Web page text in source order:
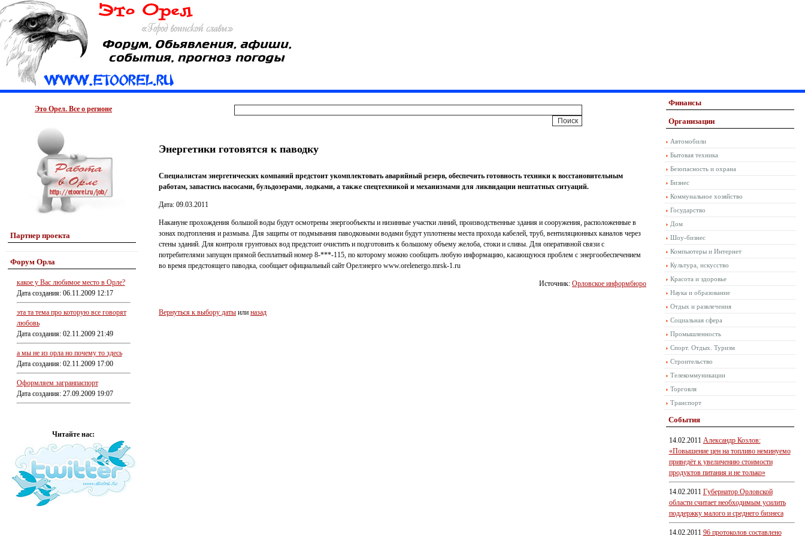
Это Орел. Все о регионе
Партнер проекта
Форум Орла
какое у Вас любимое место в Орле?
Дата создания: 06.11.2009 12:17
эта та тема про которую все говорят
любовь
Дата создания: 02.11.2009 21:49
а мы не из орла но почему то здесь
Дата создания: 02.11.2009 17:00
Оформляем загранпаспорт
Дата создания: 27.09.2009 19:07
Читайте нас:
Энергетики готовятся к паводку
Специалистам энергетических компаний предстоит укомплектовать аварийный резерв, обеспечить готовность техники к восстановительным
работам, запастись насосами, бульдозерами, лодками, а также спецтехникой и механизмами для ликвидации нештатных ситуаций.
Дата: 09.03.2011
Накануне прохождения большой воды будут осмотрены энергообъекты и низинные участки линий, производственные здания и сооружения, расположенные в
зонах подтопления и размыва. Для защиты от подмывания паводковыми водами будут уплотнены места прохода кабелей, труб, вентиляционных каналов через
стены зданий. Для контроля грунтовых вод предстоит очистить и подготовить к большому объему желоба, стоки и сливы. Для оперативной связи с
потребителями запущен прямой бесплатный номер 8-***-115, по которому можно сообщить любую информацию, касающуюся проблем с энергообеспечением
во время предстоящего паводка, сообщает официальный сайт Орелэнерго www.orelenergo.mrsk-1.ru
Источник: Орловское информбюро
Вернуться к выбору даты или назад
Финансы
Организации
Автомобили
Бытовая техника
Безопасность и охрана
Бизнес
Коммунальное хозяйство
Государство
Дом
Шоу-бизнес
Компьютеры и Интернет
Культура, искусство
Красота и здоровье
Наука и образование
Отдых и развлечения
Социальная сфера
Промышленность
Спорт. Отдых. Туризм
Строительство
Телекоммуникации
Торговля
Транспорт
События
14.02.2011 Александр Козлов:
«Повышение цен на топливо неминуемо
приведёт к увеличению стоимости
продуктов питания и не только»
14.02.2011 Губернатор Орловской
области считает необходимым усилить
поддержку малого и среднего бизнеса
14.02.2011 96 протоколов составлено